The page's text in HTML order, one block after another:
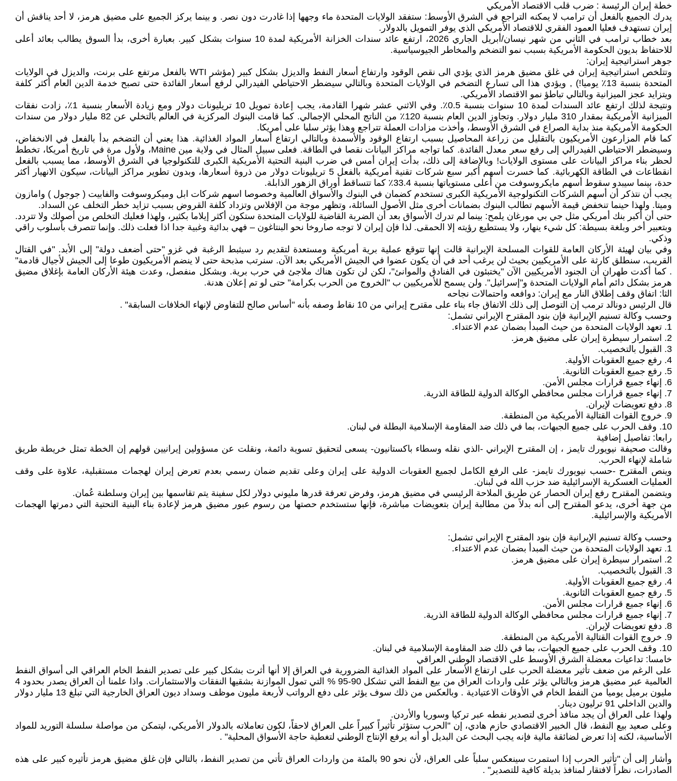
خطة إيران الرئيسة : ضرب قلب الاقتصاد الأمريكي
يدرك الجميع بالفعل أن ترامب لا يمكنه التراجع في الشرق الأوسط: ستفقد الولايات المتحدة ماء وجهها إذا غادرت دون نصر. و بينما يركز الجميع على مضيق هرمز، لا أحد يناقش أن
إيران تستهدف فعليا العمود الفقري للاقتصاد الأمريكي الذي يوفر التمويل بالدولار.
بعد خطاب ترامب في الثاني من شهر نيسان/أبريل الجاري 2026، ارتفع عائد سندات الخزانة الأمريكية لمدة 10 سنوات بشكل كبير. بعبارة أخرى، بدأ السوق يطالب بعائد أعلى
للاحتفاظ بديون الحكومة الأمريكية بسبب نمو التضخم والمخاطر الجيوسياسية.
جوهر استراتيجية إيران:
وتتلخص استراتيجية إيران في غلق مضيق هرمز الذي يؤدي الى نقص الوقود وارتفاع أسعار النفط والديزل بشكل كبير (مؤشر WTI بالفعل مرتفع على برنت، والديزل في الولايات
المتحدة بنسبة 13٪ يوميا!) , ويؤدي هذا الى تسارع التضخم في الولايات المتحدة وبالتالي سيضطر الاحتياطي الفيدرالي لرفع أسعار الفائدة حتى تصبح خدمة الدين العام أكثر كلفة
ويتزايد عجز الميزانية وبالتالي تباطؤ نمو الاقتصاد الأمريكي.
ونتيجة لذلك ارتفع عائد السندات لمدة 10 سنوات بنسبة 0.5٪. وفي الاثني عشر شهرا القادمة، يجب إعادة تمويل 10 تريليونات دولار ومع زيادة الأسعار بنسبة 1٪، زادت نفقات
الميزانية الأمريكية بمقدار 310 مليار دولار. وتجاوز الدين العام بنسبة 120٪ من الناتج المحلي الإجمالي. كما قامت البنوك المركزية في العالم بالتخلي عن 82 مليار دولار من سندات
الحكومة الأمريكية منذ بداية الصراع في الشرق الأوسط، وأخذت مزادات العملة تتراجع وهذا يؤثر سلبا على أمريكا.
كما قام المزارعون الأمريكيون بالتقليل من زراعة المحاصيل بسبب ارتفاع الوقود والأسمدة وبالتالي ارتفاع أسعار المواد الغذائية. هذا يعني أن التضخم بدأ بالفعل في الانخفاض،
وسيضطر الاحتياطي الفيدرالي إلى رفع سعر معدل الفائدة. كما تواجه مراكز البيانات نقصا في الطاقة. فعلى سبيل المثال في ولاية مين Maine، ولأول مرة في تاريخ أمريكا، تخطط
لحظر بناء مراكز البيانات على مستوى الولايات! وبالإضافة إلى ذلك، بدأت إيران أمس في ضرب البنية التحتية الأمريكية الكبرى للتكنولوجيا في الشرق الأوسط، مما يسبب بالفعل
انقطاعات في الطاقة الكهربائية. كما خسرت أسهم أكبر سبع شركات تقنية أمريكية بالفعل 5 تريليونات دولار من ذروة أسعارها، وبدون تطوير مراكز البيانات، سيكون الانهيار أكثر
حدة، بينما سيبدو سقوط أسهم مايكروسوفت من أعلى مستوياتها بنسبة 33.4٪ كما تتساقط أوراق الزهور الذابلة.
يجب أن نتذكر أن أسهم الشركات التكنولوجية الأمريكية الكبرى تستخدم كضمان في البنوك والأسواق العالمية وخصوصا اسهم شركات ابل وميكروسوفت والفابيت ( جوجول ) وامازون
وميتا. ولهذا حينما تنخفض قيمة الأسهم تطالب البنوك بضمانات أخرى مثل الأصول السائلة، وتظهر موجة من الإفلاس وتزداد كلفة القروض بسبب تزايد خطر التخلف عن السداد.
حتى أن أكبر بنك أمريكي مثل جي بي مورغان يلمح: بينما لم تدرك الأسواق بعد أن الضربة القاضية للولايات المتحدة ستكون أكثر إيلاما بكثير، ولهذا فعليك التخلص من أصولك ولا تتردد.
وبتعبير أخر وبلغة بسيطة: كل شيء ينهار، ولا يستطيع رؤيته إلا الحمقى. لذا فإن إيران لا توجه صاروخا نحو البنتاغون – فهي بدائية وغبية جدا اذا فعلت ذلك. وإنما تتصرف بأسلوب راقي
وذكي.
وفي بيان لهيئة الأركان العامة للقوات المسلحة الإيرانية قالت إنها تتوقع عملية برية أمريكية ومستعدة لتقديم رد سيثبط الرغبة في غزو "حتى أضعف دولة" إلى الأبد. "في القتال
القريب، سنطلق كارثة على الأمريكيين بحيث لن يرغب أحد في أن يكون عضوا في الجيش الأمريكي بعد الآن. سنرتب مذبحة حتى لا ينضم الأمريكيون طوعا إلى الجيش لأجيال قادمة"
. كما أكدت طهران أن الجنود الأمريكيين الآن "يختبئون في الفنادق والموانئ"، لكن لن تكون هناك ملاجئ في حرب برية. وبشكل منفصل، وعدت هيئة الأركان العامة بإغلاق مضيق
هرمز بشكل دائم أمام الولايات المتحدة و"إسرائيل". ولن يسمح للأمريكيين ب "الخروج من الحرب بكرامة" حتى لو تم إعلان هدنة.
الثا: اتفاق وقف إطلاق النار مع إيران: دوافعه واحتمالات نجاحه
قال الرئيس دونالد ترمب إن التوصل إلى ذلك الاتفاق جاء بناء على مقترح إيراني من 10 نقاط وصفه بأنه "أساس صالح للتفاوض لإنهاء الخلافات السابقة" .
وحسب وكالة تسنيم الإيرانية فإن بنود المقترح الإيراني تشمل:
1. تعهد الولايات المتحدة من حيث المبدأ بضمان عدم الاعتداء.
2. استمرار سيطرة إيران على مضيق هرمز.
3. القبول بالتخصيب.
4. رفع جميع العقوبات الأولية.
5. رفع جميع العقوبات الثانوية.
6. إنهاء جميع قرارات مجلس الأمن.
7. إنهاء جميع قرارات مجلس محافظي الوكالة الدولية للطاقة الذرية.
8. دفع تعويضات لإيران.
9. خروج القوات القتالية الأمريكية من المنطقة.
10. وقف الحرب على جميع الجبهات، بما في ذلك ضد المقاومة الإسلامية البطلة في لبنان.
رابعا: تفاصيل إضافية
وقالت صحيفة نيويورك تايمز ، إن المقترح الإيراني -الذي نقله وسطاء باكستانيون- يسعى لتحقيق تسوية دائمة، ونقلت عن مسؤولين إيرانيين قولهم إن الخطة تمثل خريطة طريق
شاملة لإنهاء الحرب.
وينص المقترح -حسب نيويورك تايمز- على الرفع الكامل لجميع العقوبات الدولية على إيران وعلى تقديم ضمان رسمي بعدم تعرض إيران لهجمات مستقبلية، علاوة على وقف
العمليات العسكرية الإسرائيلية ضد حزب الله في لبنان.
ويتضمن المقترح رفع إيران الحصار عن طريق الملاحة الرئيسي في مضيق هرمز، وفرض تعرفة قدرها مليوني دولار لكل سفينة يتم تقاسمها بين إيران وسلطنة عُمان.
من جهة أخرى، يدعو المقترح إلى أنه بدلاً من مطالبة إيران بتعويضات مباشرة، فإنها ستستخدم حصتها من رسوم عبور مضيق هرمز لإعادة بناء البنية التحتية التي دمرتها الهجمات
الأمريكية والإسرائيلية.
وحسب وكالة تسنيم الإيرانية فإن بنود المقترح الإيراني تشمل:
1. تعهد الولايات المتحدة من حيث المبدأ بضمان عدم الاعتداء.
2. استمرار سيطرة إيران على مضيق هرمز.
3. القبول بالتخصيب.
4. رفع جميع العقوبات الأولية.
5. رفع جميع العقوبات الثانوية.
6. إنهاء جميع قرارات مجلس الأمن.
7. إنهاء جميع قرارات مجلس محافظي الوكالة الدولية للطاقة الذرية.
8. دفع تعويضات لإيران.
9. خروج القوات القتالية الأمريكية من المنطقة.
10. وقف الحرب على جميع الجبهات، بما في ذلك ضد المقاومة الإسلامية في لبنان.
خامسا: تداعيات معضلة الشرق الأوسط على الاقتصاد الوطني العراقي
على الرغم من ضعف تأثير معضلة الحرب على ارتفاع الأسعار على المواد الغذائية الضرورية في العراق إلا أنها أثرت بشكل كبير على تصدير النفط الخام العراقي الى أسواق النفط
العالمية عبر مضيق هرمز وبالتالي يؤثر على واردات العراق من بيع النفط التي تشكل 90-95 % التي تمول الموازنة بشقيها النفقات والاستثمارات. واذا علمنا أن العراق يصدر بحدود 4
مليون برميل يوميا من النفط الخام في الأوقات الاعتيادية . وبالعكس من ذلك سوف يؤثر على دفع الرواتب لأربعة مليون موظف وسداد ديون العراق الخارجية التي تبلغ 13 مليار دولار
والدين الداخلي 91 ترليون دينار.
ولهذا على العراق أن يجد منافذ أخرى لتصدير نفطه عبر تركيا وسوريا والأردن.
وعلى صعيد بيع النفط، قال الخبير الاقتصادي حازم هادي، إن "الحرب ستؤثر تأثيراً كبيراً على العراق لاحقاً، لكون تعاملاته بالدولار الأمريكي، ليتمكن من مواصلة سلسلة التوريد للمواد
الأساسية، لكنه إذا تعرض لضائقة مالية فإنه يجب البحث عن البديل أو أنه يرفع الإنتاج الوطني لتغطية حاجة الأسواق المحلية" .
وأشار إلى أن "تأثير الحرب إذا استمرت سينعكس سلباً على العراق، لأن نحو 90 بالمئة من واردات العراق تأتي من تصدير النفط، بالتالي فإن غلق مضيق هرمز تأثيره كبير على هذه
الصادرات، نظراً لافتقار لمنافذ بديلة كافية للتصدير" .